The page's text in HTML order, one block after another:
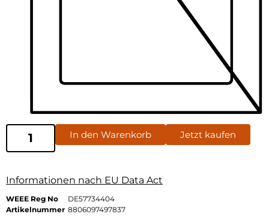
In den Warenkorb Jetzt kaufen
Informationen nach EU Data Act
WEEE Reg No
DE57734404
Artikelnummer 8806097497837